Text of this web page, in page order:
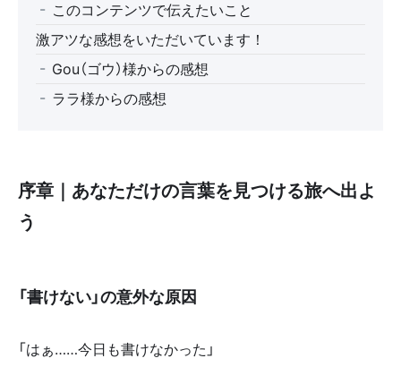
このコンテンツで伝えたいこと
激アツな感想をいただいています！
Gou（ゴウ）様からの感想
ララ様からの感想
序章｜あなただけの言葉を見つける旅へ出よ
う
「書けない」の意外な原因
「はぁ……今日も書けなかった」